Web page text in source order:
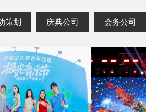
策划 庆典公司 会务公司